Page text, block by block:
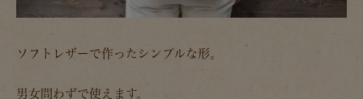
ソフトレザーで作ったシンプルな形。
男女問わずで使えます。